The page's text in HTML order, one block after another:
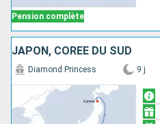
Pension complète
JAPON, CORÉE DU SUD
Diamond Princess 9 j